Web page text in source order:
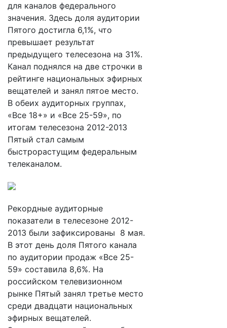
для каналов федерального
значения. Здесь доля аудитории
Пятого достигла 6,1%, что
превышает результат
предыдущего телесезона на 31%.
Канал поднялся на две строчки в
рейтинге национальных эфирных
вещателей и занял пятое место.
В обеих аудиторных группах,
«Все 18+» и «Все 25-59», по
итогам телесезона 2012-2013
Пятый стал самым
быстрорастущим федеральным
телеканалом.
Рекордные аудиторные
показатели в телесезоне 2012-
2013 были зафиксированы 8 мая.
В этот день доля Пятого канала
по аудитории продаж «Все 25-
59» составила 8,6%. На
российском телевизионном
рынке Пятый занял третье место
среди двадцати национальных
эфирных вещателей.